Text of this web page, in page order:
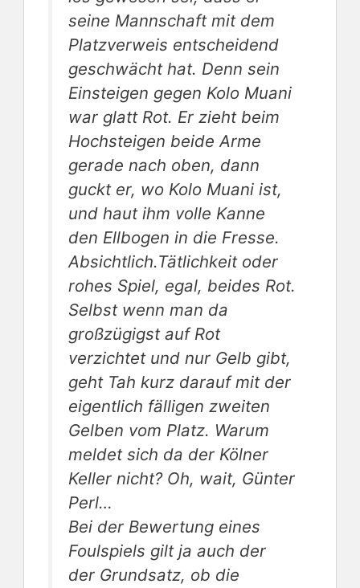
seine Mannschaft mit dem
Platzverweis entscheidend
geschwächt hat. Denn sein
Einsteigen gegen Kolo Muani
war glatt Rot. Er zieht beim
Hochsteigen beide Arme
gerade nach oben, dann
guckt er, wo Kolo Muani ist,
und haut ihm volle Kanne
den Ellbogen in die Fresse.
Absichtlich.Tätlichkeit oder
rohes Spiel, egal, beides Rot.
Selbst wenn man da
großzügigst auf Rot
verzichtet und nur Gelb gibt,
geht Tah kurz darauf mit der
eigentlich fälligen zweiten
Gelben vom Platz. Warum
meldet sich da der Kölner
Keller nicht? Oh, wait, Günter
Perl…
Bei der Bewertung eines
Foulspiels gilt ja auch der
der Grundsatz, ob die